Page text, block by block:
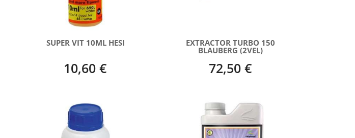
SUPER VIT 10ML HESI
10,60 €
EXTRACTOR TURBO 150
BLAUBERG (2VEL)
72,50 €